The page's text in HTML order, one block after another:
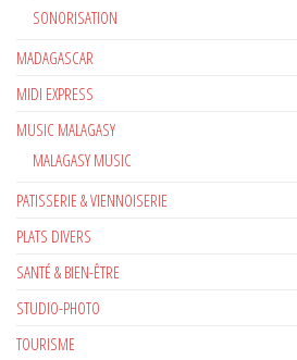
SONORISATION
MADAGASCAR
MIDI EXPRESS
MUSIC MALAGASY
MALAGASY MUSIC
PATISSERIE & VIENNOISERIE
PLATS DIVERS
SANTÉ & BIEN-ÊTRE
STUDIO-PHOTO
TOURISME